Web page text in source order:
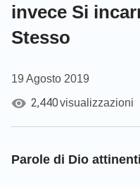
invece Si
Stesso
19 Agosto 2019
2,440visualizzazioni
Parole di Dio